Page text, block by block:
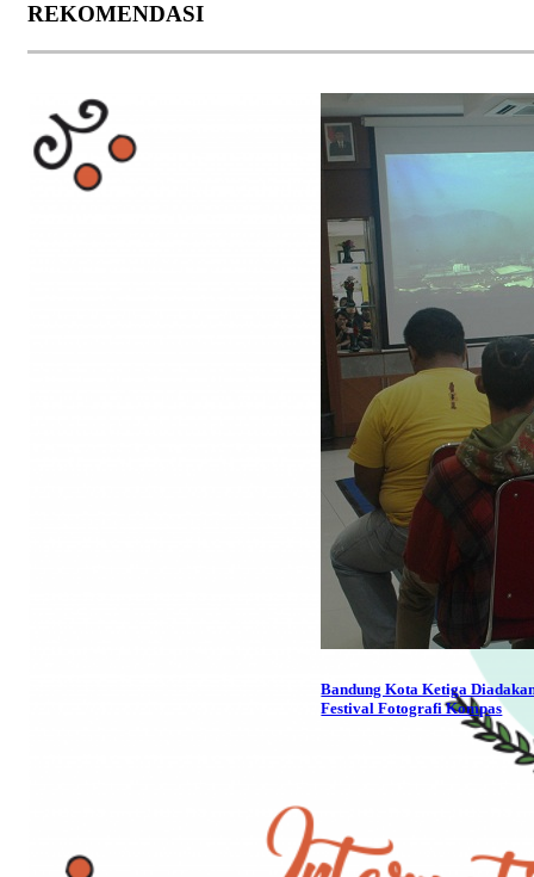
REKOMENDASI
Bandung Kota Ketiga
Festival Fotografi Kompas